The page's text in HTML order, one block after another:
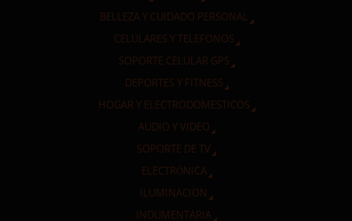
BELLEZA Y CUIDADO PERSONAL
CELULARES Y TELEFONOS
SOPORTE CELULAR GPS
DEPORTES Y FITNESS
HOGAR Y ELECTRODOMESTICOS
AUDIO Y VIDEO
SOPORTE DE TV
ELECTRÓNICA
ILUMINACION
INDUMENTARIA